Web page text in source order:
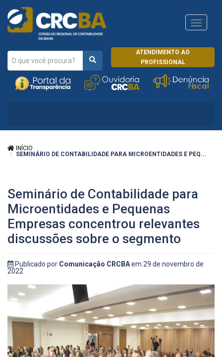
ATENDIMENTO AO
PROFISSIONAL
CRCRJ
INÍCIO
SEMINÁRIO DE CONTABILIDADE PARA MICROENTIDADES E PEQ...
Seminário de Contabilidade para
Microentidades e Pequenas
Empresas concentrou relevantes
discussões sobre o segmento
Publicado por Comunicação CRCBAem 29 de novembro de
2022